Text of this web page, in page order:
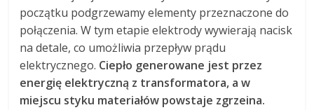
początku podgrzewamy elementy przeznaczone do
połączenia. W tym etapie elektrody wywierają nacisk
na detale, co umożliwia przepływ prądu
elektrycznego. Ciepło generowane jest przez
energię elektryczną z transformatora, a w
miejscu styku materiałów powstaje zgrzeina.